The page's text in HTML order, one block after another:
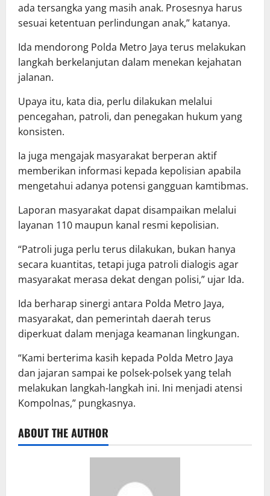
ada tersangka yang masih anak. Prosesnya harus
sesuai ketentuan perlindungan anak,” katanya.
Ida mendorong Polda Metro Jaya terus melakukan
langkah berkelanjutan dalam menekan kejahatan
jalanan.
Upaya itu, kata dia, perlu dilakukan melalui
pencegahan, patroli, dan penegakan hukum yang
konsisten.
Ia juga mengajak masyarakat berperan aktif
memberikan informasi kepada kepolisian apabila
mengetahui adanya potensi gangguan kamtibmas.
Laporan masyarakat dapat disampaikan melalui
layanan 110 maupun kanal resmi kepolisian.
“Patroli juga perlu terus dilakukan, bukan hanya
secara kuantitas, tetapi juga patroli dialogis agar
masyarakat merasa dekat dengan polisi,” ujar Ida.
Ida berharap sinergi antara Polda Metro Jaya,
masyarakat, dan pemerintah daerah terus
diperkuat dalam menjaga keamanan lingkungan.
“Kami berterima kasih kepada Polda Metro Jaya
dan jajaran sampai ke polsek-polsek yang telah
melakukan langkah-langkah ini. Ini menjadi atensi
Kompolnas,” pungkasnya.
ABOUT THE AUTHOR